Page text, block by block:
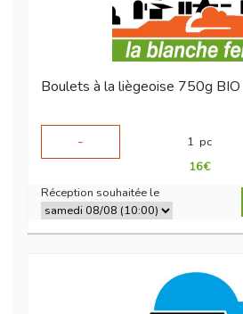
Boulets à la liègeoise 750g BIO
-
1 pc
16€
Réception souhaitée le